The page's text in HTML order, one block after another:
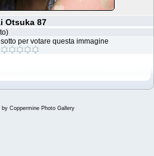
Otsuka 87
per votare questa immagine
by Coppermine Photo Gallery